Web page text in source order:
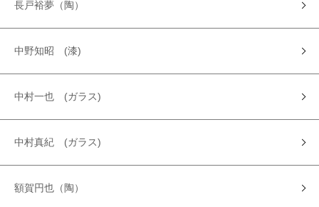
長戸裕夢（陶）
中野知昭 (漆)
中村一也 (ガラス)
中村真紀 (ガラス)
額賀円也（陶）